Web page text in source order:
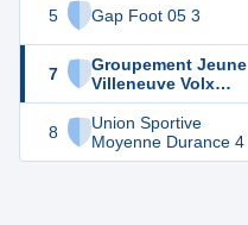
5 Gap Foot 05 3
7
Groupement Jeune
Villeneuve Volx
Oraison 4
8
Union Sportive
Moyenne Durance 4
0